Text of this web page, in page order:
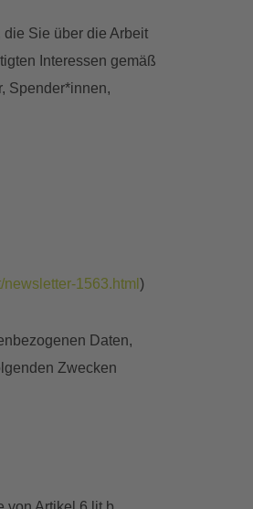
Sie über die Arbeit
Interessen gemäß
Spender*innen,
1563.html )
Daten,
Zwecken